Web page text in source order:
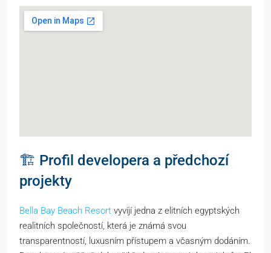
🏗️ Profil developera a předchozí
projekty
Bella Bay Beach Resort vyvíjí jedna z elitních egyptských
realitních společností, která je známá svou
transparentností, luxusním přístupem a včasným dodáním.